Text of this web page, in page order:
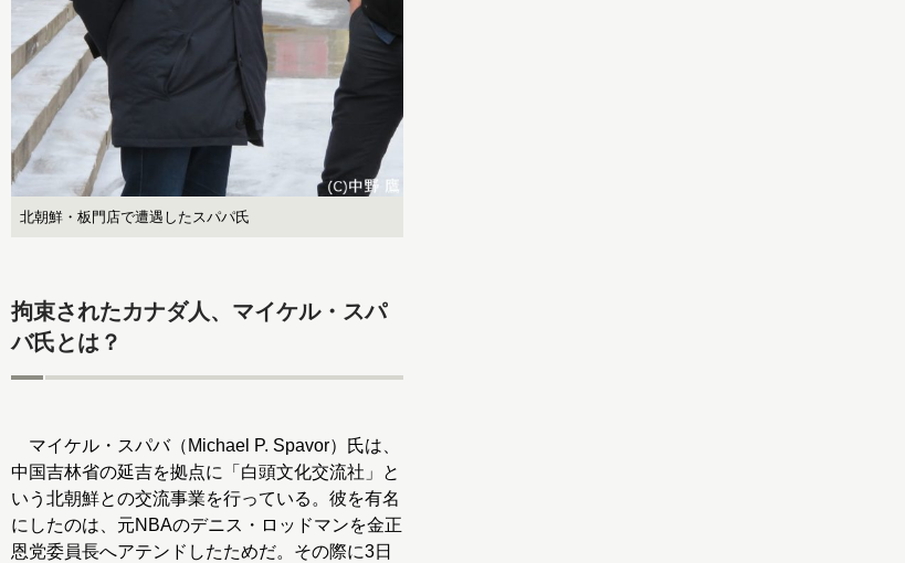
北朝鮮・板門店で遭遇したスパパ氏
拘束されたカナダ人、マイケル・スパ
バ氏とは？
マイケル・スパバ（Michael P. Spavor）氏は、
中国吉林省の延吉を拠点に「白頭文化交流社」と
いう北朝鮮との交流事業を行っている。彼を有名
にしたのは、元NBAのデニス・ロッドマンを金正
恩党委員長へアテンドしたためだ。その際に3日